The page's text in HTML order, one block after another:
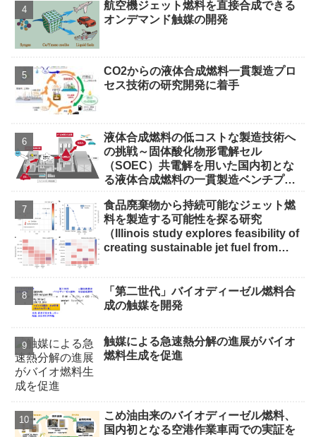
航空機ジェット燃料を直接合成できる
オンデマンド触媒の開発
CO2からの液体合成燃料一貫製造プロ
セス技術の研究開発に着手
液体合成燃料の低コストな製造技術へ
の挑戦～固体酸化物形電解セル
（SOEC）共電解を用いた国内初とな
る液体合成燃料の一貫製造ベンチプラ
食品廃棄物から持続可能なジェット燃
料を製造する可能性を探る研究
（Illinois study explores feasibility of
creating sustainable jet fuel from
「第二世代」バイオディーゼル燃料合
成の触媒を開発
触媒による急速熱分解の進展がバイオ
燃料生成を促進
こめ油由来のバイオディーゼル燃料、
国内初となる空港作業車両での実証を